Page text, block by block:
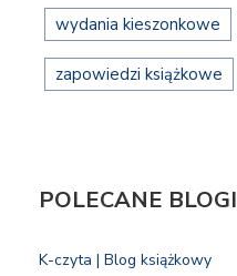
wydania kieszonkowe
zapowiedzi książkowe
POLECANE BLOGI
K-czyta | Blog książkowy